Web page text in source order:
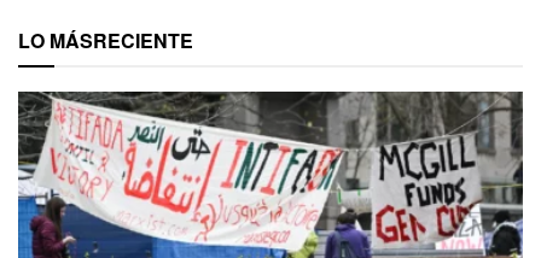
LO MÁSRECIENTE